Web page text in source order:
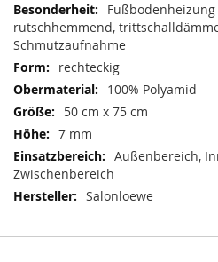
Informationen
rutschhemmend,
Schmutzaufnahme
rechteckig
100% Polyamid
50 cm x 75 cm
7 mm
Außenbereich,
Zwischenbereich
Salonloewe